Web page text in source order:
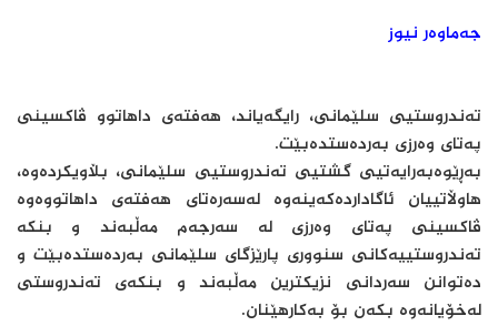
جەماوەر نیوز
تەندروستیی سلێمانی، رایگەیاند، هەفتەی داهاتوو ڤاکسینی
پەتای وەرزی بەردەستدەبێت.
بەڕێوەبەرایەتیی گشتیی تەندروستیی سلێمانی، بڵاویکردەوە،
هاوڵاتییان ئاگاداردەکەینەوە لەسەرەتای هەفتەی داهاتووەوە
ڤاکسینی پەتای وەرزی لە سەرجەم مەڵبەند و بنکە
تەندروستییەکانی سنووری پارێزگای سلێمانی بەردەستدەبێت و
دەتوانن سەردانی نزیکترین مەڵبەند و بنکەی تەندروستی
لەخۆیانەوە بکەن بۆ بەکارهێنان.